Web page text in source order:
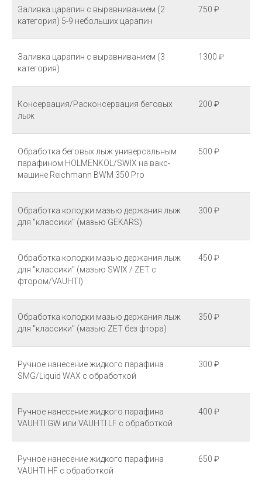
Заливка царапин с выравниванием (2
категория) 5-9 небольших царапин
750 ₽
Заливка царапин с выравниванием (3
категория)
1300 ₽
Консервация/Расконсервация беговых
лыж
200 ₽
Обработка беговых лыж универсальным
парафином HOLMENKOL/SWIX на вакс-
машине Reichmann BWM 350 Pro
500 ₽
Обработка колодки мазью держания лыж
для "классики" (мазью GEKARS)
300 ₽
Обработка колодки мазью держания лыж
для "классики" (мазью SWIX / ZET с
фтором/VAUHTI)
450 ₽
Обработка колодки мазью держания лыж
для "классики" (мазью ZET без фтора)
350 ₽
Ручное нанесение жидкого парафина
SMG/Liquid WAX с обработкой
300 ₽
Ручное нанесение жидкого парафина
VAUHTI GW или VAUHTI LF с обработкой
400 ₽
Ручное нанесение жидкого парафина
VAUHTI HF с обработкой
650 ₽